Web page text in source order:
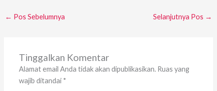
← Pos Sebelumnya Selanjutnya Pos →
Tinggalkan Komentar
Alamat email Anda tidak akan dipublikasikan. Ruas yang
wajib ditandai *